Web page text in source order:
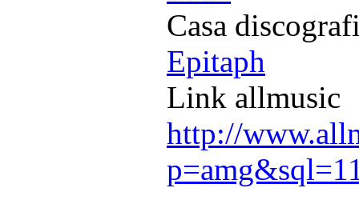
Casa
Epitaph
Link allmusic
http://